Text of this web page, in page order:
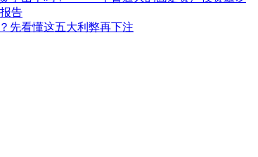
告
先看懂这五大利弊再下注